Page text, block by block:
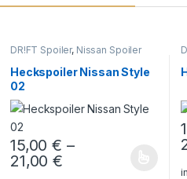
DR!FT Spoiler, Nissan Spoiler
Heckspoiler Nissan Style
02
15,00€ –
21,00€
Dieses Produkt weist mehrere